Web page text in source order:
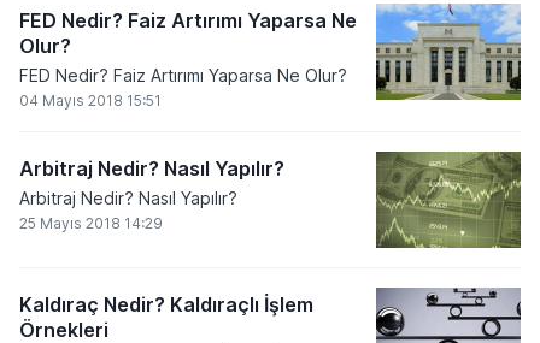
FED Nedir? Faiz Artırımı Yaparsa Ne
Olur?
FED Nedir? Faiz Artırımı Yaparsa Ne Olur?
04 Mayıs 2018 15:51
Arbitraj Nedir? Nasıl Yapılır?
Arbitraj Nedir? Nasıl Yapılır?
25 Mayıs 2018 14:29
Kaldıraç Nedir? Kaldıraçlı İşlem
Örnekleri